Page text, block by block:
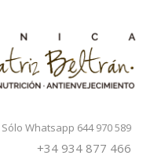
Sólo Whatsapp 644 970 589
+34 934 877 466